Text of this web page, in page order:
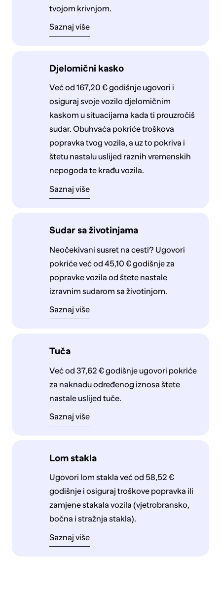
tvojom krivnjom.
Saznaj više
Djelomični kasko
Već od 167,20 € godišnje ugovori i
osiguraj svoje vozilo djelomičnim
kaskom u situacijama kada ti prouzročiš
sudar. Obuhvaća pokriće troškova
popravka tvog vozila, a uz to pokriva i
štetu nastalu uslijed raznih vremenskih
nepogoda te krađu vozila.
Saznaj više
Sudar sa životinjama
Neočekivani susret na cesti? Ugovori
pokriće već od 45,10 € godišnje za
popravke vozila od štete nastale
izravnim sudarom sa životinjom.
Saznaj više
Tuča
Već od 37,62 € godišnje ugovori pokriće
za naknadu određenog iznosa štete
nastale uslijed tuče.
Saznaj više
Lom stakla
Ugovori lom stakla već od 58,52 €
godišnje i osiguraj troškove popravka ili
zamjene stakala vozila (vjetrobransko,
bočna i stražnja stakla).
Saznaj više